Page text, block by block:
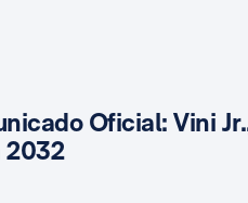
Oficial: Vini
2032